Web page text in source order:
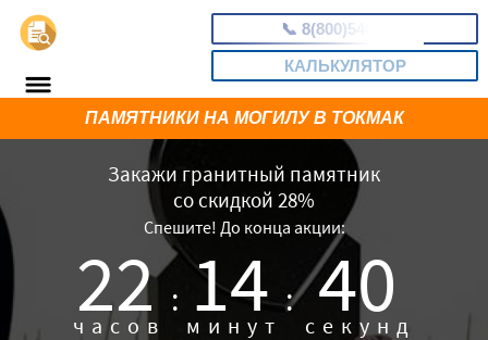
📞 8(800)5403465
КАЛЬКУЛЯТОР
Закажи гранитный памятник
со скидкой 28%
Спешите! До конца акции:
22 :
часов 14 :
минут 39
секунд
ПАМЯТНИКИ НА МОГИЛУ В ТОКМАК